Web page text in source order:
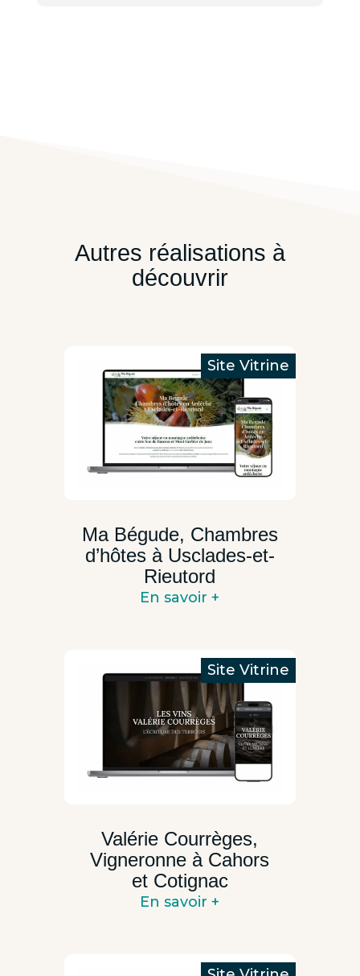
Autres réalisations à
découvrir
Ma Bégude, Chambres
d’hôtes à Usclades-et-
Rieutord
En savoir +
Valérie Courrèges,
Vigneronne à Cahors
et Cotignac
En savoir +